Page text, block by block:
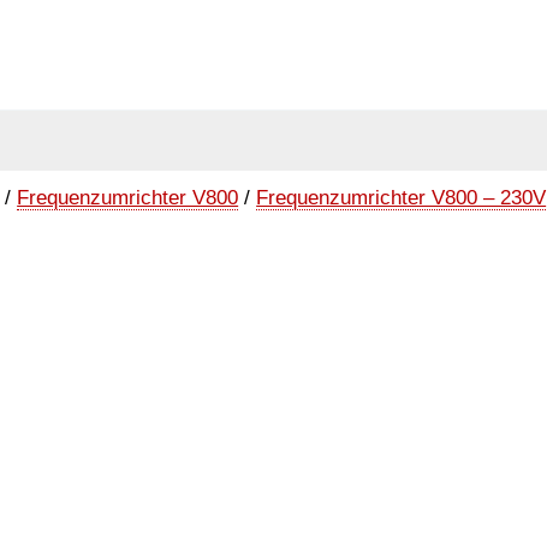
/ Frequenzumrichter V800 / Frequenzumrichter V800 – 230V